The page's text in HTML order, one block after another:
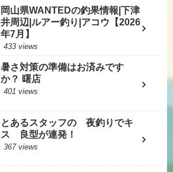
岡山県WANTEDの釣果情報|下津
井周辺|ルアー釣り|アコウ【2026
年7月】
433 views
暑さ対策の準備はお済みです
か？ 曙店
401 views
とあるスタッフの 夜釣りでキ
ス 良型が連発！
367 views